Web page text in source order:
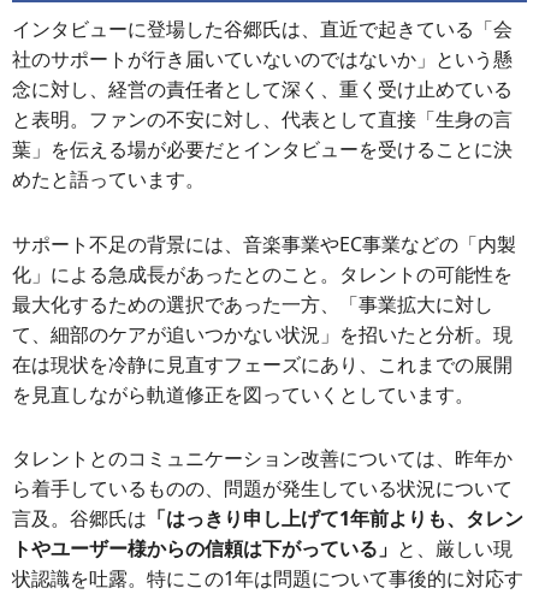
インタビューに登場した谷郷氏は、直近で起きている「会
社のサポートが行き届いていないのではないか」という懸
念に対し、経営の責任者として深く、重く受け止めている
と表明。ファンの不安に対し、代表として直接「生身の言
葉」を伝える場が必要だとインタビューを受けることに決
めたと語っています。
サポート不足の背景には、音楽事業やEC事業などの「内製
化」による急成長があったとのこと。タレントの可能性を
最大化するための選択であった一方、「事業拡大に対し
て、細部のケアが追いつかない状況」を招いたと分析。現
在は現状を冷静に見直すフェーズにあり、これまでの展開
を見直しながら軌道修正を図っていくとしています。
タレントとのコミュニケーション改善については、昨年か
ら着手しているものの、問題が発生している状況について
言及。谷郷氏は 「はっきり申し上げて1年前よりも、タレン
トやユーザー様からの信頼は下がっている」 と、厳しい現
状認識を吐露。特にこの1年は問題について事後的に対応す